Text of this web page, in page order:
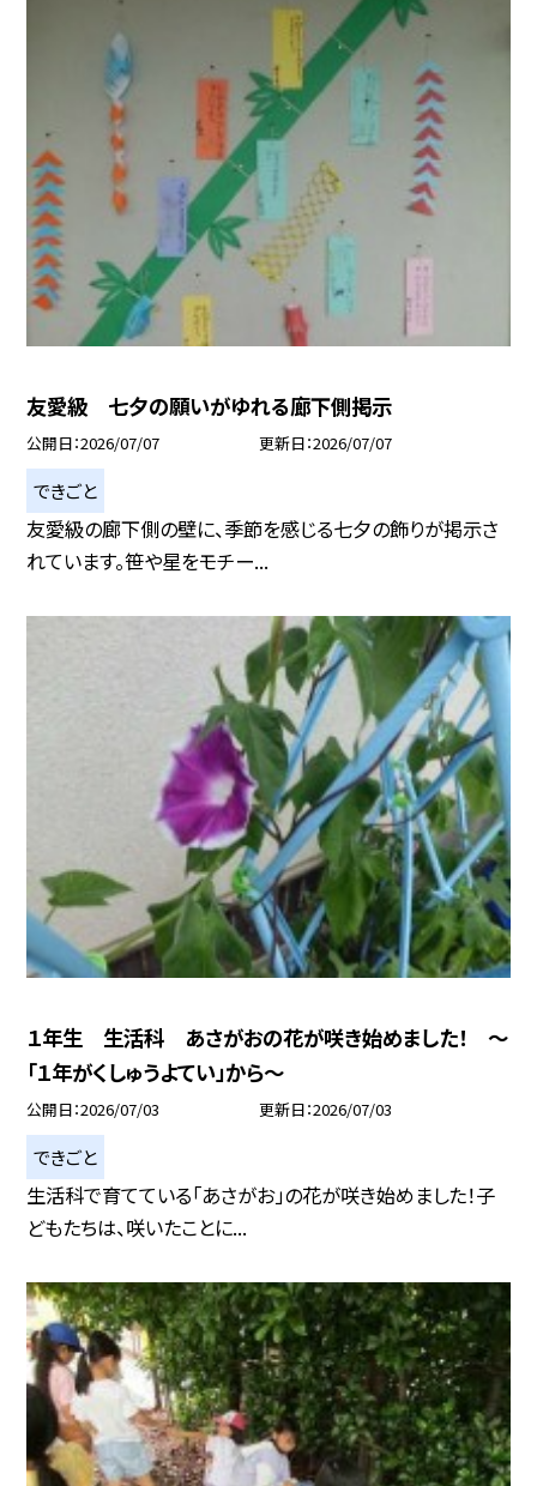
友愛級 七夕の願いがゆれる廊下側掲示
公開日 2026/07/07 更新日 2026/07/07
できごと
友愛級の廊下側の壁に、季節を感じる七夕の飾りが掲示さ
れています。笹や星をモチー...
１年生 生活科 あさがおの花が咲き始めました！ ～
「１年がくしゅうよてい」から～
公開日 2026/07/03 更新日 2026/07/03
できごと
生活科で育てている「あさがお」の花が咲き始めました！子
どもたちは、咲いたことに...